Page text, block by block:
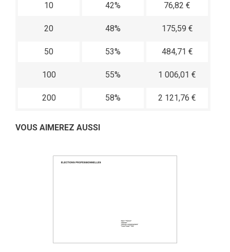
10 42% 76,82 €
20 48% 175,59 €
50 53% 484,71 €
100 55% 1 006,01 €
200 58% 2 121,76 €
VOUS AIMEREZ AUSSI